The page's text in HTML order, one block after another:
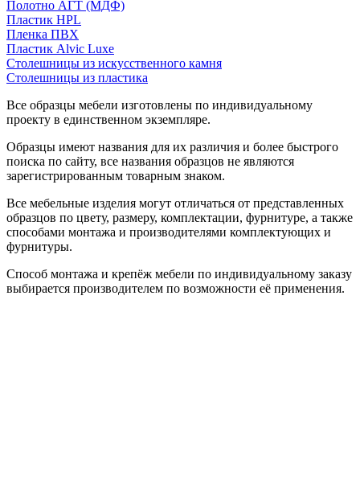
Полотно АГТ (МДФ)
Пластик HPL
Пленка ПВХ
Пластик Alvic Luxe
Столешницы из искусственного камня
Столешницы из пластика
Все образцы мебели изготовлены по индивидуальному
проекту в единственном экземпляре.
Образцы имеют названия для их различия и более быстрого
поиска по сайту, все названия образцов не являются
зарегистрированным товарным знаком.
Все мебельные изделия могут отличаться от представленных
образцов по цвету, размеру, комплектации, фурнитуре, а также
способами монтажа и производителями комплектующих и
фурнитуры.
Способ монтажа и крепёж мебели по индивидуальному заказу
выбирается производителем по возможности её применения.